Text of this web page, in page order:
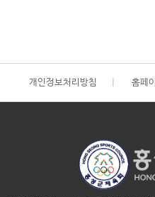
개인정보처리방침 홈페